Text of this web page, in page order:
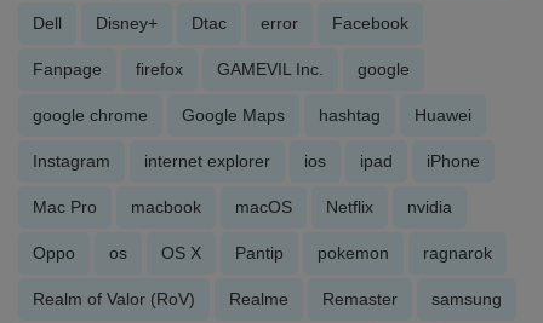
Dell Disney+ Dtac error Facebook
Fanpage firefox GAMEVIL Inc. google
google chrome Google Maps hashtag Huawei
Instagram internet explorer ios ipad iPhone
Mac Pro macbook macOS Netflix nvidia
Oppo os OS X Pantip pokemon ragnarok
Realm of Valor (RoV) Realme Remaster samsung